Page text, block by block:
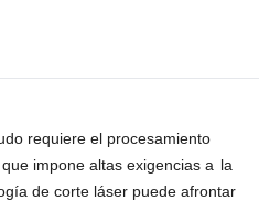
requiere el procesamiento
impone altas exigencias a la
de corte láser puede afrontar